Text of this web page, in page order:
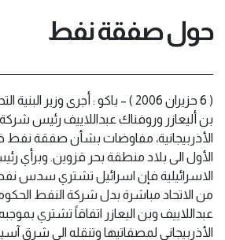
حول صفقة نفط
( 6 حزيران 2006 ) – باكو : أجرى وزير
بن أليعازر وروفناك عبداللاييف رئيس
الأذربيجانية، مفاوضات بشأن صفقة نفط
الأول الى بلاد منطقة بحر قزوين. وبرأي
الاسرائيلية فإن اسرائيل تشتري سدس
من الاتحاد مباشرة بدل شركة النفط
عبداللاييف وبن اليعازر اتفاقاً تشتري
الأذربيجاني لمصفاتيها وتنقله الى شرق